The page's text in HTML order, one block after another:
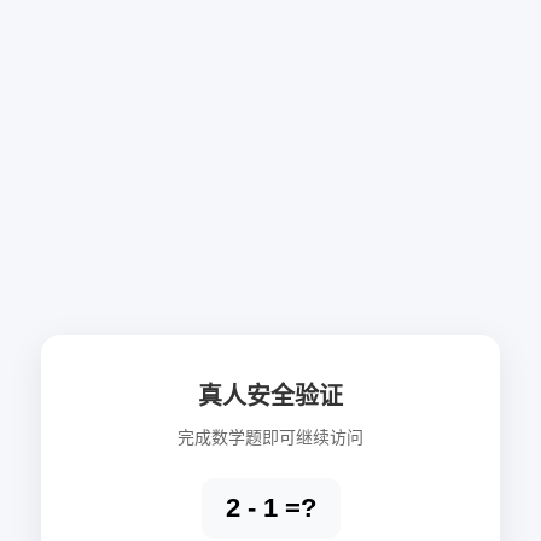
真人安全验证
完成数学题即可继续访问
2 - 1 =?